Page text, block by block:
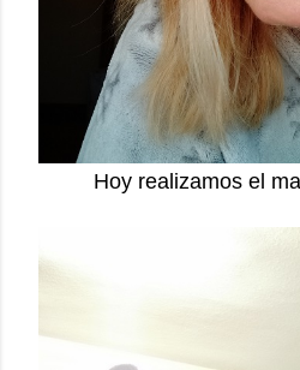
Hoy realizamos el